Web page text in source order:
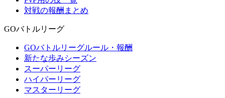
対戦の報酬まとめ
GOバトルリーグ
GOバトルリーグルール・報酬
新たな歩みシーズン
スーパーリーグ
ハイパーリーグ
マスターリーグ